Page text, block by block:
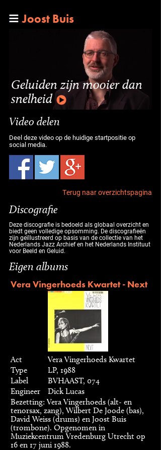
Joost Buis
Geluiden zijn mooier dan
snelheid
Video delen
Deel deze video op de huidige startpositie op
social media.
Terug naar overzichtspagina
Discografie
Deze discografie is bedoeld als globaal overzicht en
biedt geen volledige opsomming. De discografieën
zijn geïllustreerd op basis van de collectie van het
Nederlands Jazz Archief en het Nederlands Instituut
voor Beeld en Geluid.
Eigen albums
Vera Vingerhoeds Kwartet - Next
Act
Vera Vingerhoeds Kwartet
Type
LP, 1988
Label
BVHAAST, 074
Engineer
Dick Lucas
Bezetting: Vera Vingerhoeds (alt- en
tenorsax, zang), Wilbert De Joode (bas),
David Weiss (drums) en Joost Buis
(trombone). Opgenomen in
Muziekcentrum Vredenburg Utrecht op
16 en 17 juni 1988.